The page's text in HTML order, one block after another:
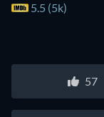
5.5 (5k)
57